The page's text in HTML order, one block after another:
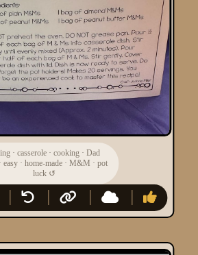
·casserole ·cooking ·Dad
easy· home-made· M&M · pot
luck ↺